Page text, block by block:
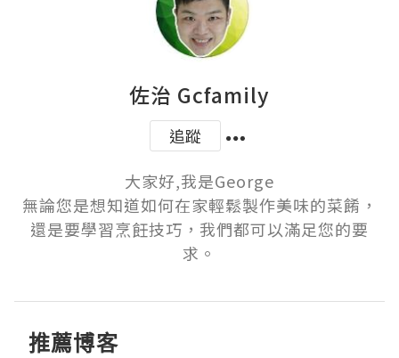
佐治 Gcfamily
追蹤
大家好,我是George
無論您是想知道如何在家輕鬆製作美味的菜餚，
還是要學習烹飪技巧，我們都可以滿足您的要
推薦博客